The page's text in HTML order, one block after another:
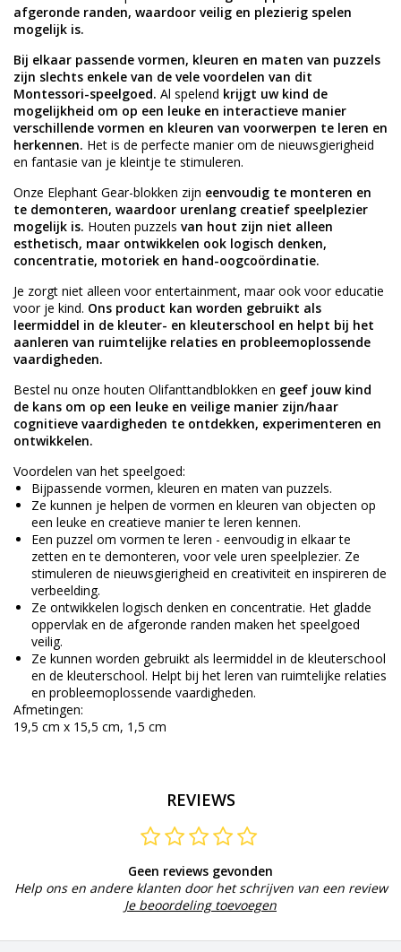
afgeronde randen, waardoor veilig en plezierig spelen
mogelijk is.
Bij elkaar passende vormen, kleuren en maten van puzzels
zijn slechts enkele van de vele voordelen van dit
Montessori-speelgoed. Al spelend krijgt uw kind de
mogelijkheid om op een leuke en interactieve manier
verschillende vormen en kleuren van voorwerpen te leren en
herkennen. Het is de perfecte manier om de nieuwsgierigheid
en fantasie van je kleintje te stimuleren.
Onze Elephant Gear-blokken zijn eenvoudig te monteren en
te demonteren, waardoor urenlang creatief speelplezier
mogelijk is. Houten puzzels van hout zijn niet alleen
esthetisch, maar ontwikkelen ook logisch denken,
concentratie, motoriek en hand-oogcoördinatie.
Je zorgt niet alleen voor entertainment, maar ook voor educatie
voor je kind. Ons product kan worden gebruikt als
leermiddel in de kleuter- en kleuterschool en helpt bij het
aanleren van ruimtelijke relaties en probleemoplossende
vaardigheden.
Bestel nu onze houten Olifanttandblokken en geef jouw kind
de kans om op een leuke en veilige manier zijn/haar
cognitieve vaardigheden te ontdekken, experimenteren en
ontwikkelen.
Voordelen van het speelgoed:
Bijpassende vormen, kleuren en maten van puzzels.
Ze kunnen je helpen de vormen en kleuren van objecten op
een leuke en creatieve manier te leren kennen.
Een puzzel om vormen te leren - eenvoudig in elkaar te
zetten en te demonteren, voor vele uren speelplezier. Ze
stimuleren de nieuwsgierigheid en creativiteit en inspireren de
verbeelding.
Ze ontwikkelen logisch denken en concentratie. Het gladde
oppervlak en de afgeronde randen maken het speelgoed
veilig.
Ze kunnen worden gebruikt als leermiddel in de kleuterschool
en de kleuterschool. Helpt bij het leren van ruimtelijke relaties
en probleemoplossende vaardigheden.
Afmetingen:
19,5 cm x 15,5 cm, 1,5 cm
REVIEWS
Geen reviews gevonden
Help ons en andere klanten door het schrijven van een review
Je beoordeling toevoegen